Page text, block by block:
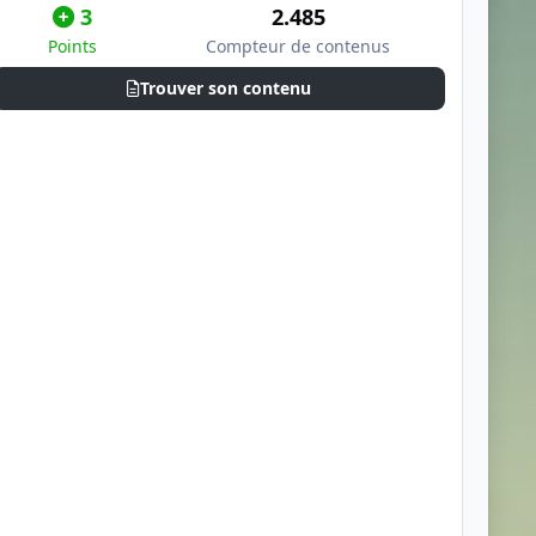
3
Points
2.485
Compteur de contenus
Trouver son contenu